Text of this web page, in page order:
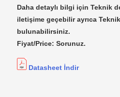
Daha detaylı bilgi için Teknik
iletişime geçebilir ayrıca
bulunabilirsiniz.
Fiyat/Price: Sorunuz.
Datasheet İndir